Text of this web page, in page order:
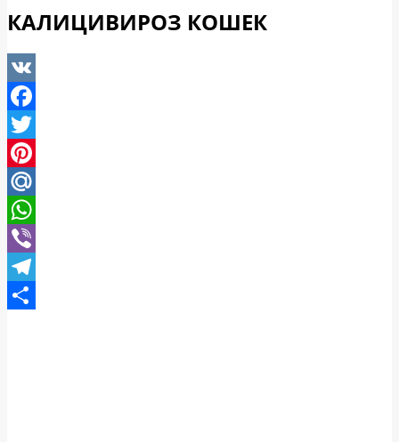
КАЛИЦИВИРОЗ КОШЕК
VK
Facebook
Twitter
Pinterest
Mail.Ru
WhatsApp
Viber
Telegram